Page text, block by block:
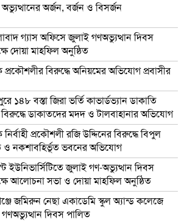
অর্জন, বর্জন ও বিসর্জন
গ্যাস অফিসে জুলাই গণঅভ্যুত্থান দিবস
দোয়া মাহফিল অনুষ্ঠিত
প্রকৌশলীর বিরুদ্ধে অনিয়মের অভিযোগ প্রবাসীর
১৪৮ বস্তা জিরা ভর্তি কাভার্ডভ্যান ডাকাতি
ডাকাতদের মদদ ও টালবাহানার অভিযোগ
নির্বাহী প্রকৌশলী রজি উদ্দিনের বিরুদ্ধে বিপুল
ও নকশাবহির্ভূত ভবনের অভিযোগ
ইউনিভার্সিটিতে জুলাই গণ-অভ্যুত্থান দিবস
আলোচনা সভা ও দোয়া মাহফিল অনুষ্ঠিত
জমিরুন নেছা একাডেমি স্কুল অ্যান্ড কলেজে
দিবস পালিত